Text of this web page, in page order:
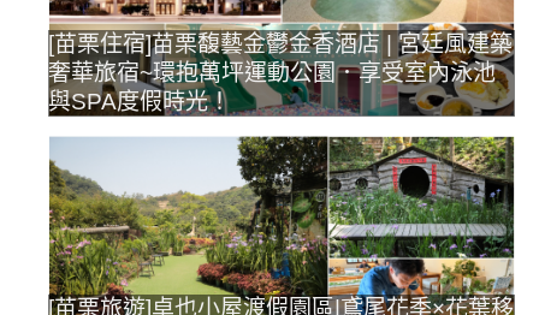
[苗栗住宿]苗栗馥藝金鬱金香酒店 | 宮廷風建築
奢華旅宿~環抱萬坪運動公園．享受室內泳池
與SPA度假時光！
[苗栗旅遊]卓也小屋渡假園區|鳶尾花季×花葉移